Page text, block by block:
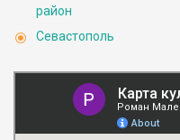
район
Севастополь